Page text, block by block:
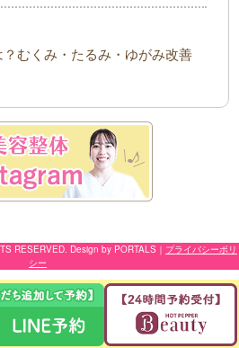
むくみ・たるみ・ゆがみ改善
RESERVED. Design by PORTALS ｜ プライバシーポリ
シー